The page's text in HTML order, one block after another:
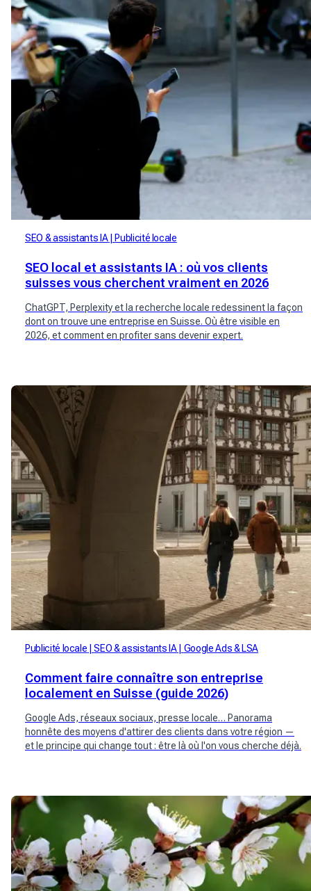
SEO & assistants IA Publicité locale
SEO local et assistants IA : où vos clients
suisses vous cherchent vraiment en 2026
ChatGPT, Perplexity et la recherche locale redessinent la façon
dont on trouve une entreprise en Suisse. Où être visible en
2026, et comment en profiter sans devenir expert.
Publicité locale SEO & assistants IA Google Ads & LSA
Comment faire connaître son entreprise
localement en Suisse (guide 2026)
Google Ads, réseaux sociaux, presse locale… Panorama
honnête des moyens d'attirer des clients dans votre région —
et le principe qui change tout : être là où l'on vous cherche déjà.